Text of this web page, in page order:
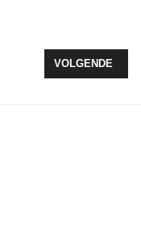
OPVALLENDE BLAUWE
VOLGENDE
VOLGENDE